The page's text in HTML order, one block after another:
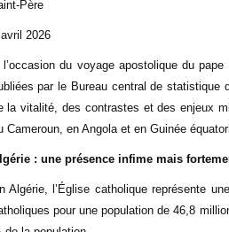
Père
2026
l’occasion du voyage apostolique du
par le Bureau central de statistique
la vitalité, des contrastes et des enjeux
Cameroun, en Angola et en Guinée
: une présence infime mais
Algérie, l’Église catholique représente
pour une population de 46,8